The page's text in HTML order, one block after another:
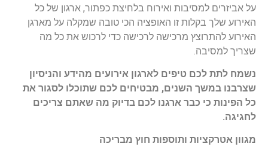
על אביזרים למסיבות ואירוח בלחיצת כפתור, ארגון של כל
האירוע שלך בקלות זו האופציה הכי טובה שמקלה על מארגן
האירוע להתרוצץ מרכישה לרכישה כדי לרכוש את כל מה
שצריך למסיבה.
נשמח לתת לכם טיפים לארגון אירועים מהידע והניסיון
שצרבנו במשך השנים, מבטיחים לכם שתוכלו לסגור את
כל הפינות כי כבר ארגנו לכם בדיוק מה שאתם צריכים
לחגיגה.
מגוון אטרקציות ותוספות חוץ מבריכה